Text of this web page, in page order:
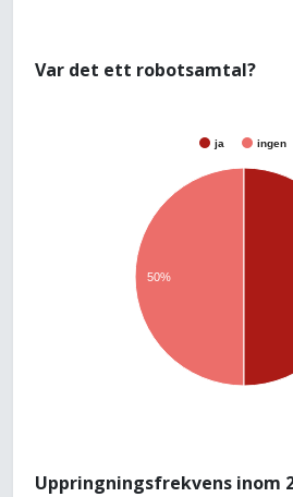
Var det ett robotsamtal?
ja ingen
50%
Uppringningsfrekvens inom